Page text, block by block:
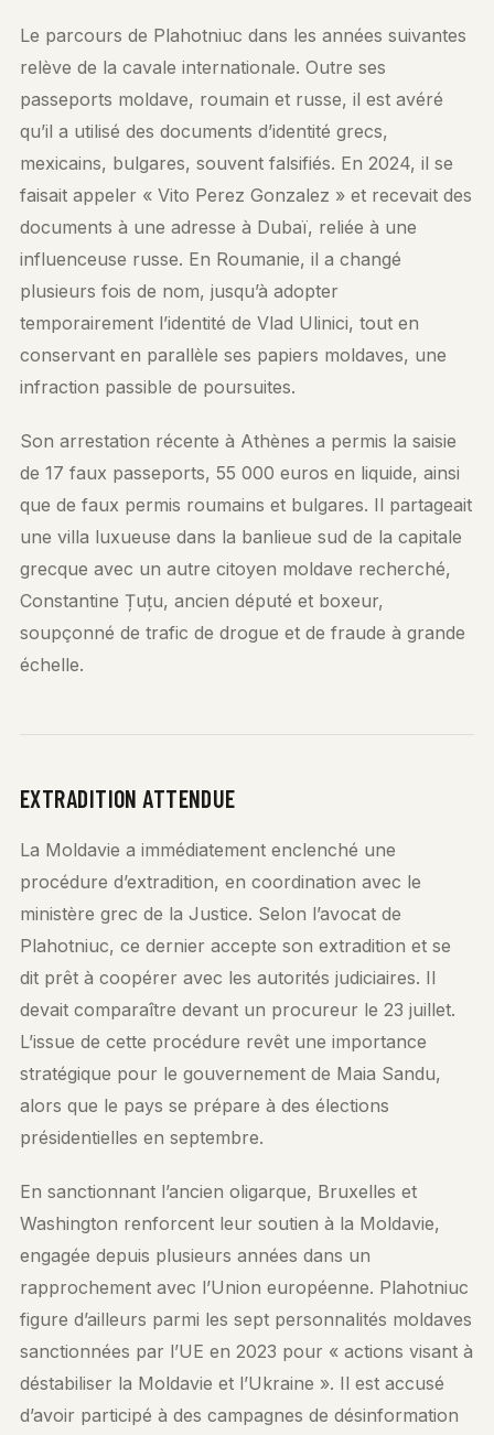
Le parcours de Plahotniuc dans les années suivantes
relève de la cavale internationale. Outre ses
passeports moldave, roumain et russe, il est avéré
qu’il a utilisé des documents d’identité grecs,
mexicains, bulgares, souvent falsifiés. En 2024, il se
faisait appeler « Vito Perez Gonzalez » et recevait des
documents à une adresse à Dubaï, reliée à une
influenceuse russe. En Roumanie, il a changé
plusieurs fois de nom, jusqu’à adopter
temporairement l’identité de Vlad Ulinici, tout en
conservant en parallèle ses papiers moldaves, une
infraction passible de poursuites.
Son arrestation récente à Athènes a permis la saisie
de 17 faux passeports, 55 000 euros en liquide, ainsi
que de faux permis roumains et bulgares. Il partageait
une villa luxueuse dans la banlieue sud de la capitale
grecque avec un autre citoyen moldave recherché,
Constantine Țuțu, ancien député et boxeur,
soupçonné de trafic de drogue et de fraude à grande
échelle.
EXTRADITION ATTENDUE
La Moldavie a immédiatement enclenché une
procédure d’extradition, en coordination avec le
ministère grec de la Justice. Selon l’avocat de
Plahotniuc, ce dernier accepte son extradition et se
dit prêt à coopérer avec les autorités judiciaires. Il
devait comparaître devant un procureur le 23 juillet.
L’issue de cette procédure revêt une importance
stratégique pour le gouvernement de Maia Sandu,
alors que le pays se prépare à des élections
présidentielles en septembre.
En sanctionnant l’ancien oligarque, Bruxelles et
Washington renforcent leur soutien à la Moldavie,
engagée depuis plusieurs années dans un
rapprochement avec l’Union européenne. Plahotniuc
figure d’ailleurs parmi les sept personnalités moldaves
sanctionnées par l’UE en 2023 pour « actions visant à
déstabiliser la Moldavie et l’Ukraine ». Il est accusé
d’avoir participé à des campagnes de désinformation